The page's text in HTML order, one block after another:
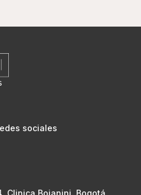
sociales
Clinica Bojanini. Bogotá